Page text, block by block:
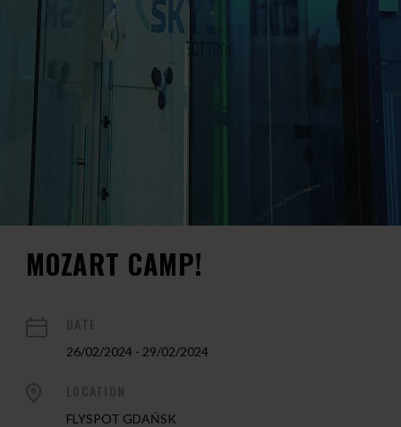
MOZART CAMP!
26/02/2024 - 29/02/2024
FLYSPOT GDAŃSK